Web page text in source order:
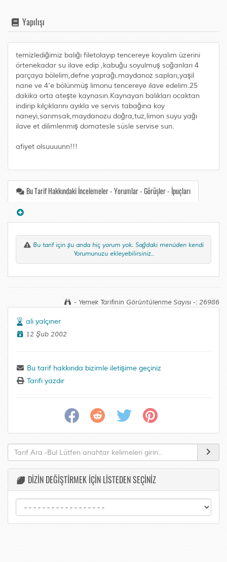
Yapılışı
temizlediğimiz balığı filetolayıp tencereye koyalım üzerini
örtenekadar su ilave edip ,kabuğu soyulmuş soğanları 4
parçaya bölelim,defne yaprağı.maydanoz sapları,yaşil
nane ve 4'e bölünmüş limonu tencereye ilave edelim.25
dakika orta ateşte kaynasın.Kaynayan balıkları ocaktan
indirip kılçıklarını ayıkla ve servis tabağına koy
naneyi,sarımsak,maydanozu doğra,tuz,limon suyu yağı
ilave et dilimlenmiş domatesle süsle servise sun.
afiyet olsuuuunn!!!
Bu Tarif Hakkındaki İncelemeler - Yorumlar - Görüşler - İpuçları
Bu tarif için şu anda hiç yorum yok. Sağdaki menüden kendi
Yorumunuzu ekleyebilirsiniz..
- Yemek Tarifinin Görüntülenme Sayısı -: 26986
ali yalçıner
12 Şub 2002
Bu tarif hakkında bizimle iletişime geçiniz
Tarifi yazdır
DİZİN DEĞİŞTİRMEK İÇİN LİSTEDEN SEÇİNİZ